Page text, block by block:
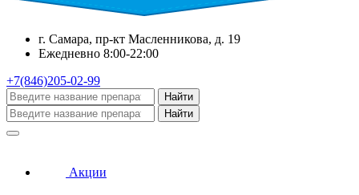
г. Самара, пр-кт Масленникова, д. 19
Ежедневно 8:00-22:00
+7(846)205-02-99
Найти
Найти
Акции